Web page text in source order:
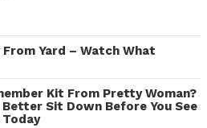
Yard – Watch What
Kit From Pretty Woman?
Better Sit Down Before You See
Today